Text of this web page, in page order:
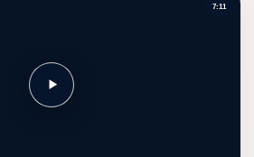
7:11